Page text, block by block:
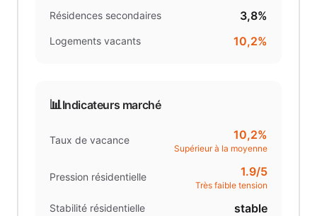
Résidences secondaires 3,8%
Logements vacants 10,2%
📊Indicateurs marché
Taux de vacance 10,2%
Supérieur à la moyenne
Pression résidentielle 1.9/5
Très faible tension
Stabilité résidentielle stable